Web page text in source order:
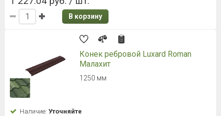
В корзину
Конек ребровой Luxard Roman
Малахит
1250 мм
Наличие: Уточняйте